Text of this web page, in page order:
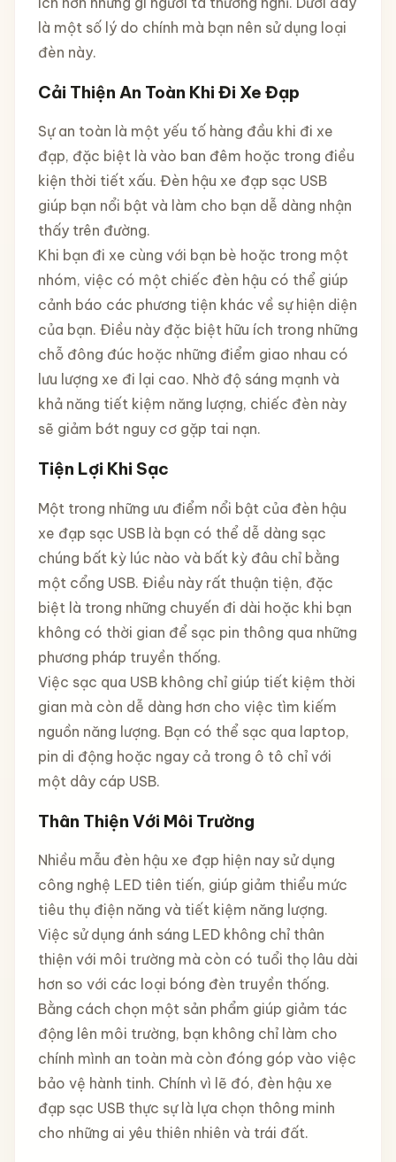
là một số lý do chính mà bạn nên sử dụng loại
đèn này.
Cải Thiện An Toàn Khi Đi Xe Đạp
Sự an toàn là một yếu tố hàng đầu khi đi xe
đạp, đặc biệt là vào ban đêm hoặc trong điều
kiện thời tiết xấu. Đèn hậu xe đạp sạc USB
giúp bạn nổi bật và làm cho bạn dễ dàng nhận
thấy trên đường.
Khi bạn đi xe cùng với bạn bè hoặc trong một
nhóm, việc có một chiếc đèn hậu có thể giúp
cảnh báo các phương tiện khác về sự hiện diện
của bạn. Điều này đặc biệt hữu ích trong những
chỗ đông đúc hoặc những điểm giao nhau có
lưu lượng xe đi lại cao. Nhờ độ sáng mạnh và
khả năng tiết kiệm năng lượng, chiếc đèn này
sẽ giảm bớt nguy cơ gặp tai nạn.
Tiện Lợi Khi Sạc
Một trong những ưu điểm nổi bật của đèn hậu
xe đạp sạc USB là bạn có thể dễ dàng sạc
chúng bất kỳ lúc nào và bất kỳ đâu chỉ bằng
một cổng USB. Điều này rất thuận tiện, đặc
biệt là trong những chuyến đi dài hoặc khi bạn
không có thời gian để sạc pin thông qua những
phương pháp truyền thống.
Việc sạc qua USB không chỉ giúp tiết kiệm thời
gian mà còn dễ dàng hơn cho việc tìm kiếm
nguồn năng lượng. Bạn có thể sạc qua laptop,
pin di động hoặc ngay cả trong ô tô chỉ với
một dây cáp USB.
Thân Thiện Với Môi Trường
Nhiều mẫu đèn hậu xe đạp hiện nay sử dụng
công nghệ LED tiên tiến, giúp giảm thiểu mức
tiêu thụ điện năng và tiết kiệm năng lượng.
Việc sử dụng ánh sáng LED không chỉ thân
thiện với môi trường mà còn có tuổi thọ lâu dài
hơn so với các loại bóng đèn truyền thống.
Bằng cách chọn một sản phẩm giúp giảm tác
động lên môi trường, bạn không chỉ làm cho
chính mình an toàn mà còn đóng góp vào việc
bảo vệ hành tinh. Chính vì lẽ đó, đèn hậu xe
đạp sạc USB thực sự là lựa chọn thông minh
cho những ai yêu thiên nhiên và trái đất.